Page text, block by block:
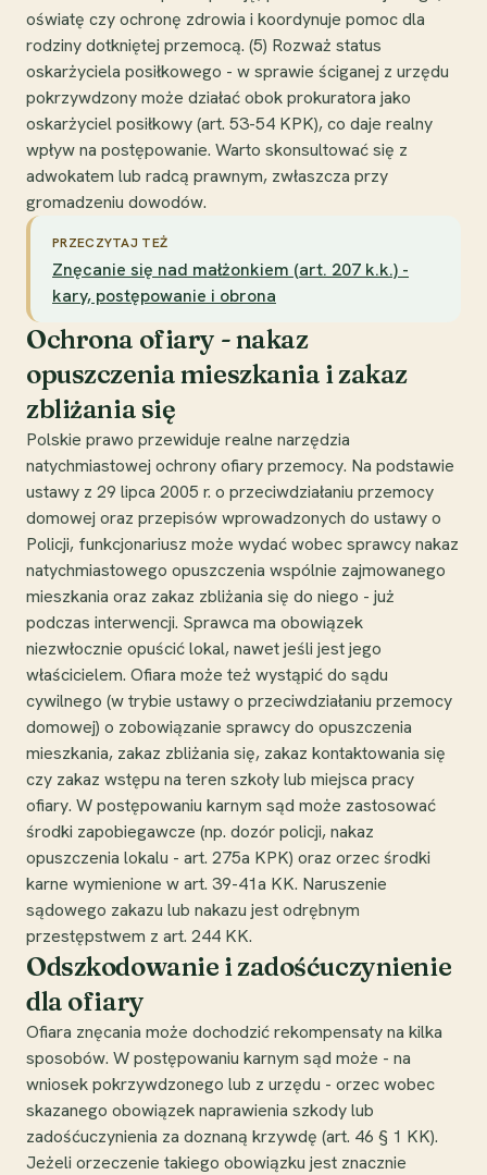
oświatę czy ochronę zdrowia i koordynuje pomoc dla
rodziny dotkniętej przemocą. (5) Rozważ status
oskarżyciela posiłkowego - w sprawie ściganej z urzędu
pokrzywdzony może działać obok prokuratora jako
oskarżyciel posiłkowy (art. 53-54 KPK), co daje realny
wpływ na postępowanie. Warto skonsultować się z
adwokatem lub radcą prawnym, zwłaszcza przy
gromadzeniu dowodów.
PRZECZYTAJ TEŻ
Znęcanie się nad małżonkiem (art. 207 k.k.) -
kary, postępowanie i obrona
Ochrona ofiary - nakaz
opuszczenia mieszkania i zakaz
zbliżania się
Polskie prawo przewiduje realne narzędzia
natychmiastowej ochrony ofiary przemocy. Na podstawie
ustawy z 29 lipca 2005 r. o przeciwdziałaniu przemocy
domowej oraz przepisów wprowadzonych do ustawy o
Policji, funkcjonariusz może wydać wobec sprawcy nakaz
natychmiastowego opuszczenia wspólnie zajmowanego
mieszkania oraz zakaz zbliżania się do niego - już
podczas interwencji. Sprawca ma obowiązek
niezwłocznie opuścić lokal, nawet jeśli jest jego
właścicielem. Ofiara może też wystąpić do sądu
cywilnego (w trybie ustawy o przeciwdziałaniu przemocy
domowej) o zobowiązanie sprawcy do opuszczenia
mieszkania, zakaz zbliżania się, zakaz kontaktowania się
czy zakaz wstępu na teren szkoły lub miejsca pracy
ofiary. W postępowaniu karnym sąd może zastosować
środki zapobiegawcze (np. dozór policji, nakaz
opuszczenia lokalu - art. 275a KPK) oraz orzec środki
karne wymienione w art. 39-41a KK. Naruszenie
sądowego zakazu lub nakazu jest odrębnym
przestępstwem z art. 244 KK.
Odszkodowanie i zadośćuczynienie
dla ofiary
Ofiara znęcania może dochodzić rekompensaty na kilka
sposobów. W postępowaniu karnym sąd może - na
wniosek pokrzywdzonego lub z urzędu - orzec wobec
skazanego obowiązek naprawienia szkody lub
zadośćuczynienia za doznaną krzywdę (art. 46 § 1 KK).
Jeżeli orzeczenie takiego obowiązku jest znacznie